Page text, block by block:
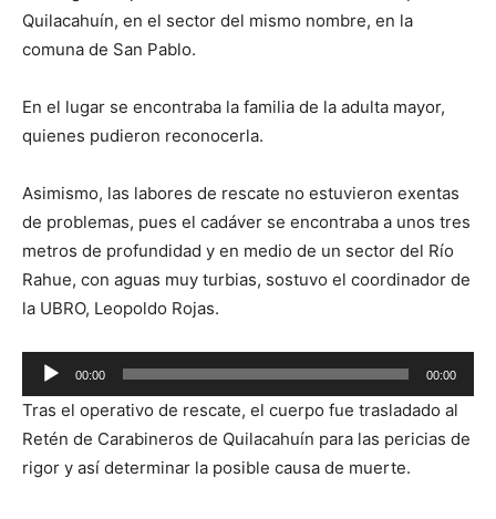
Quilacahuín, en el sector del mismo nombre, en la
comuna de San Pablo.
En el lugar se encontraba la familia de la adulta mayor,
quienes pudieron reconocerla.
Asimismo, las labores de rescate no estuvieron exentas
de problemas, pues el cadáver se encontraba a unos tres
metros de profundidad y en medio de un sector del Río
Rahue, con aguas muy turbias, sostuvo el coordinador de
la UBRO, Leopoldo Rojas.
Reproductor
de
audio
00:00 00:00
Tras el operativo de rescate, el cuerpo fue trasladado al
Retén de Carabineros de Quilacahuín para las pericias de
rigor y así determinar la posible causa de muerte.